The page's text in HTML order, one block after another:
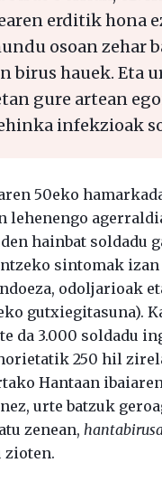
erditik hona
osoan zehar
birus hauek. Eta
gure artean
infekzioak
50eko
lehenengo
hainbat soldadu
sintomak
odoljarioak
gutxiegitasuna).
da 3.000 soldadu
250 hil
Hantaan
urte batzuk
zenean,
zioten.